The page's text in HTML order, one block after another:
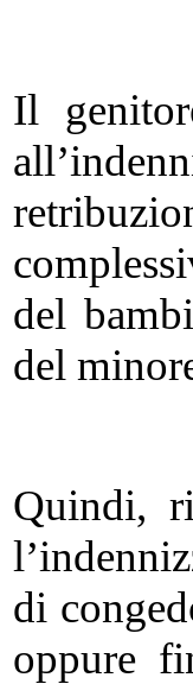
Il
del
del
Quindi,
di
oppure